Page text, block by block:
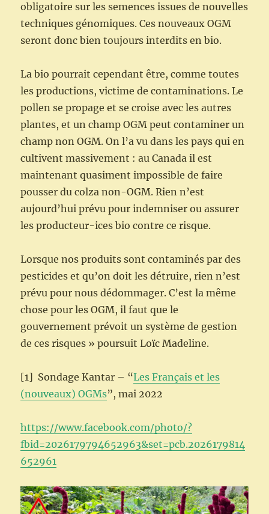
obligatoire sur les semences issues de nouvelles
techniques génomiques. Ces nouveaux OGM
seront donc bien toujours interdits en bio.
La bio pourrait cependant être, comme toutes
les productions, victime de contaminations. Le
pollen se propage et se croise avec les autres
plantes, et un champ OGM peut contaminer un
champ non OGM. On l’a vu dans les pays qui en
cultivent massivement : au Canada il est
maintenant quasiment impossible de faire
pousser du colza non-OGM. Rien n’est
aujourd’hui prévu pour indemniser ou assurer
les producteur-ices bio contre ce risque.
Lorsque nos produits sont contaminés par des
pesticides et qu’on doit les détruire, rien n’est
prévu pour nous dédommager. C’est la même
chose pour les OGM, il faut que le
gouvernement prévoit un système de gestion
de ces risques » poursuit Loïc Madeline.
[1] Sondage Kantar – “Les Français et les
(nouveaux) OGMs”, mai 2022
https://www.facebook.com/photo/?
fbid=2026179794652963&set=pcb.2026179814
652961